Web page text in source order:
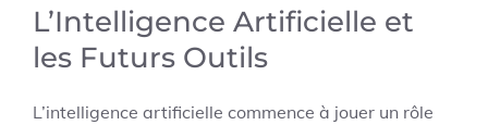
L’Intelligence Artificielle et
les Futurs Outils
L’intelligence artificielle commence à jouer un rôle